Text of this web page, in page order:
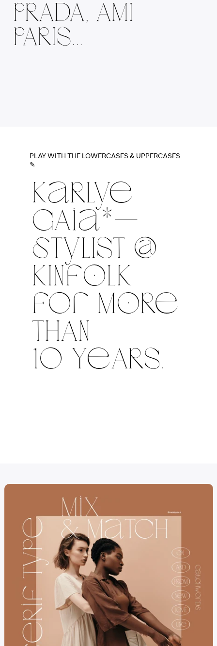
PRADA, AMI
PARIS...
PLAY WITH THE LOWERCASES & UPPERCASES
✎
KaRLye
GAia*—
sTyLIST @
KINfOLK
for MORe
THAN
10 YeARS.